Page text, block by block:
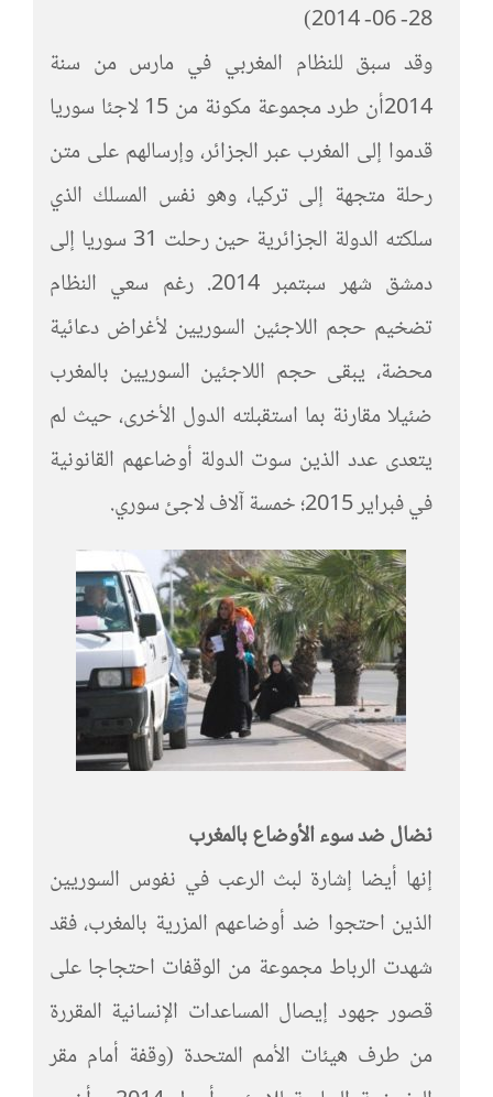
28- 06- 2014)
وقد سبق للنظام المغربي في مارس من سنة
2014أن طرد مجموعة مكونة من 15 لاجئا سوريا
قدموا إلى المغرب عبر الجزائر، وإرسالهم على متن
رحلة متجهة إلى تركيا، وهو نفس المسلك الذي
سلكته الدولة الجزائرية حين رحلت 31 سوريا إلى
دمشق شهر سبتمبر 2014. رغم سعي النظام
تضخيم حجم اللاجئين السوريين لأغراض دعائية
محضة، يبقى حجم اللاجئين السوريين بالمغرب
ضئيلا مقارنة بما استقبلته الدول الأخرى، حيث لم
يتعدى عدد الذين سوت الدولة أوضاعهم القانونية
في فبراير 2015؛ خمسة آلاف لاجئ سوري.
نضال ضد سوء الأوضاع بالمغرب
إنها أيضا إشارة لبث الرعب في نفوس السوريين
الذين احتجوا ضد أوضاعهم المزرية بالمغرب، فقد
شهدت الرباط مجموعة من الوقفات احتجاجا على
قصور جهود إيصال المساعدات الإنسانية المقررة
من طرف هيئات الأمم المتحدة (وقفة أمام مقر